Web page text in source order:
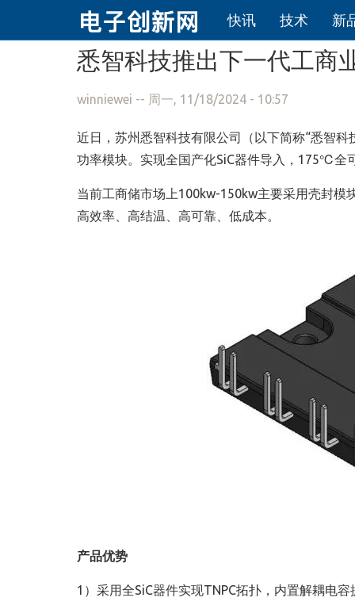
跳转到主要内容
快讯 技术 新
悉智科技推出下一代工商
winniewei -- 周一, 11/18/2024 - 10:57
近日，苏州悉智科技有限公司（以下简称“悉智
功率模块。实现全国产化SiC器件导入，175℃全
当前工商储市场上100kw-150kw主要采用壳封模
高效率、高结温、高可靠、低成本。
产品优势
1）采用全SiC器件实现TNPC拓扑，内置解耦电